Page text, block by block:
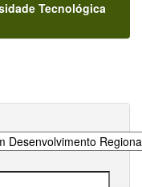
Tecnológica